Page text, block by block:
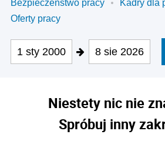
Bezpieczeństwo pracy
Kadry dla
Oferty pracy
1 sty 2000 8 sie 2026
Niestety nic nie
Spróbuj inny